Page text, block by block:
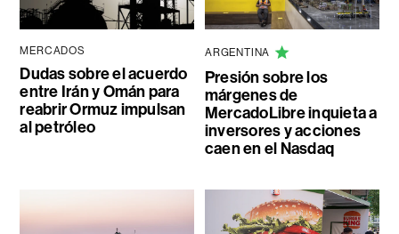
MERCADOS
Dudas sobre el acuerdo
entre Irán y Omán para
reabrir Ormuz impulsan
al petróleo
ARGENTINA
Presión sobre los
márgenes de
MercadoLibre inquieta a
inversores y acciones
caen en el Nasdaq